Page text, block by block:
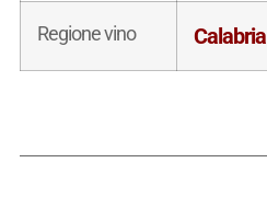
Regione vino Calabria